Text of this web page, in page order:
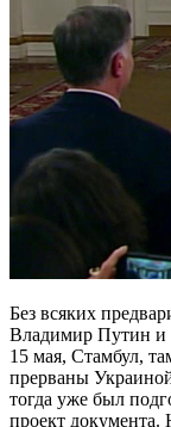
Без всяких
Владимир Путин и
15 мая, Стамбул,
прерваны
тогда уже был
проект документа.